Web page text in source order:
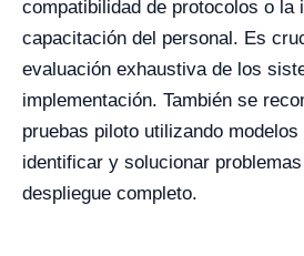
compatibilidad de protocolos o la
capacitación del personal. Es
evaluación exhaustiva de los
implementación. También se
pruebas piloto utilizando
identificar y solucionar
despliegue completo.